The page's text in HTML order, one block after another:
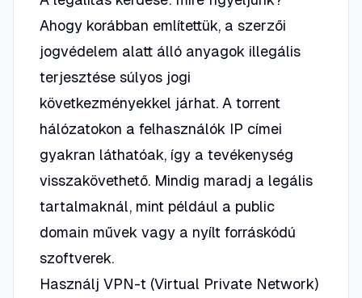
Ahogy korábban említettük, a szerzői
jogvédelem alatt álló anyagok illegális
terjesztése súlyos jogi
következményekkel járhat. A torrent
hálózatokon a felhasználók IP címei
gyakran láthatóak, így a tevékenység
visszakövethető. Mindig maradj a legális
tartalmaknál, mint például a public
domain művek vagy a nyílt forráskódú
szoftverek.
Használj VPN-t (Virtual Private Network)